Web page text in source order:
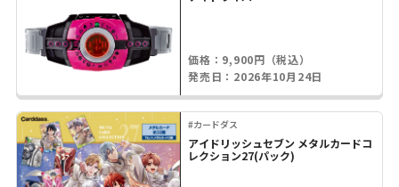
価格：9,900円（税込）
発売日：2026年10月24日
#カードダス
アイドリッシュセブン メタルカードコ
レクション27(パック)